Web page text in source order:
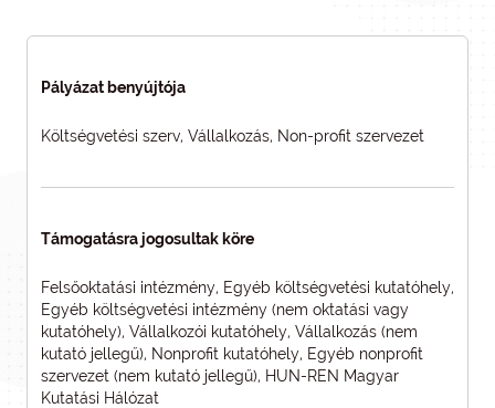
Pályázat benyújtója
Költségvetési szerv, Vállalkozás, Non-profit szervezet
Támogatásra jogosultak köre
Felsőoktatási intézmény, Egyéb költségvetési kutatóhely,
Egyéb költségvetési intézmény (nem oktatási vagy
kutatóhely), Vállalkozói kutatóhely, Vállalkozás (nem
kutató jellegű), Nonprofit kutatóhely, Egyéb nonprofit
szervezet (nem kutató jellegű), HUN-REN Magyar
Kutatási Hálózat